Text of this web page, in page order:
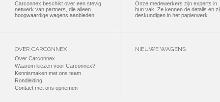
Carconnex beschikt over een stevig
netwerk van partners, die alleen
hoogwaardige wagens aanbieden.
Onze medewerkers zijn experts in
hun vak. Ze kennen de details en
deskundigen in het papierwerk.
OVER CARCONNEX
Over Carconnex
Waarom kiezen voor Carconnex?
Kennismaken met ons team
Rondleiding
Contact met ons opnemen
NIEUWE WAGENS